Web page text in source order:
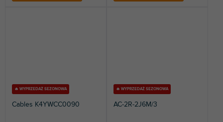
🔥 WYPRZEDAŻ SEZONOWA
Cables K4YWCC0090
🔥 WYPRZEDAŻ SEZONOWA
AC-2R-2J6M/3